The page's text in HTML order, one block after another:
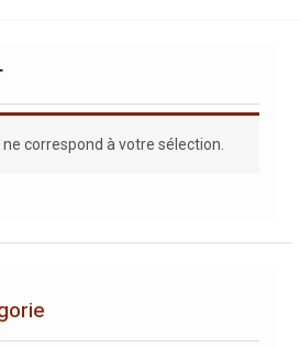
correspond à votre sélection.